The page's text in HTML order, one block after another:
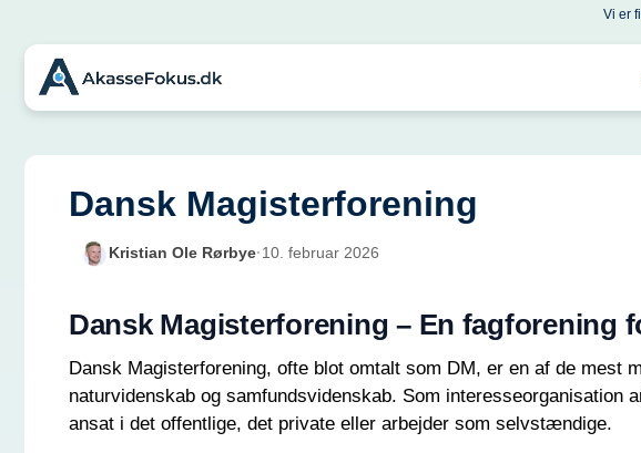
indhold
Vi er
Dansk Magisterforening
Kristian Ole Rørbye·10. februar 2026
Dansk Magisterforening – En fagforening
Dansk Magisterforening, ofte blot omtalt som DM, er en af de mest
naturvidenskab og samfundsvidenskab. Som
ansat i det offentlige, det private eller arbejder som selvstændige.